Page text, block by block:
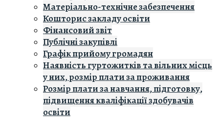
Матеріально-технічне забезпечення
Кошторис закладу освiти
Фінансовий звіт
Публічні закупівлі
Графік прийому громадян
Наявність гуртожитків та вільних місць
у них, розмір плати за проживання
Розмір плати за навчання, підготовку,
підвищення кваліфікації здобувачів
освіти